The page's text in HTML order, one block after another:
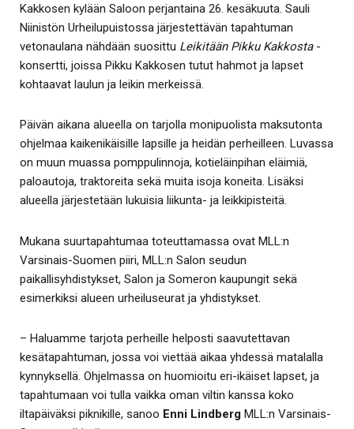
Kakkosen kylään Saloon perjantaina 26. kesäkuuta. Sauli
Niinistön Urheilupuistossa järjestettävän tapahtuman
vetonaulana nähdään suosittu Leikitään Pikku Kakkosta-
konsertti, joissa Pikku Kakkosen tutut hahmot ja lapset
kohtaavat laulun ja leikin merkeissä.
Päivän aikana alueella on tarjolla monipuolista maksutonta
ohjelmaa kaikenikäisille lapsille ja heidän perheilleen. Luvassa
on muun muassa pomppulinnoja, kotieläinpihan eläimiä,
paloautoja, traktoreita sekä muita isoja koneita. Lisäksi
alueella järjestetään lukuisia liikunta- ja leikkipisteitä.
Mukana suurtapahtumaa toteuttamassa ovat MLL:n
Varsinais-Suomen piiri, MLL:n Salon seudun
paikallisyhdistykset, Salon ja Someron kaupungit sekä
esimerkiksi alueen urheiluseurat ja yhdistykset.
– Haluamme tarjota perheille helposti saavutettavan
kesätapahtuman, jossa voi viettää aikaa yhdessä matalalla
kynnyksellä. Ohjelmassa on huomioitu eri-ikäiset lapset, ja
tapahtumaan voi tulla vaikka oman viltin kanssa koko
iltapäiväksi piknikille, sanoo Enni Lindberg MLL:n Varsinais-